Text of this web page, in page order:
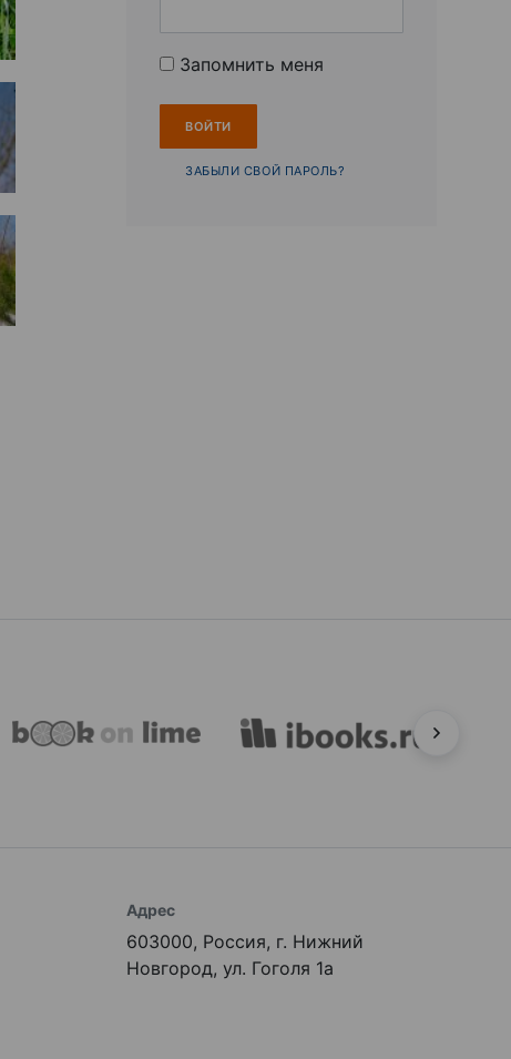
Запомнить меня
ЗАБЫЛИ СВОЙ ПАРОЛЬ?
Адрес
603000, Россия, г. Нижний
Новгород, ул. Гоголя 1а